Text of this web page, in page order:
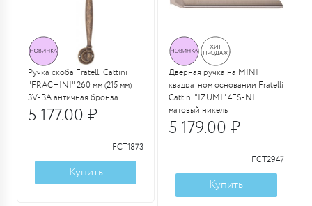
Ручка скоба Fratelli Cattini
"FRACHINI" 260 мм (215 мм)
3V-BA античная бронза
5 177.00 ₽
FCT1873
Купить
Дверная ручка на MINI
квадратном основании Fratelli
Cattini "IZUMI" 4FS-NI
матовый никель
5 179.00 ₽
FCT2947
Купить